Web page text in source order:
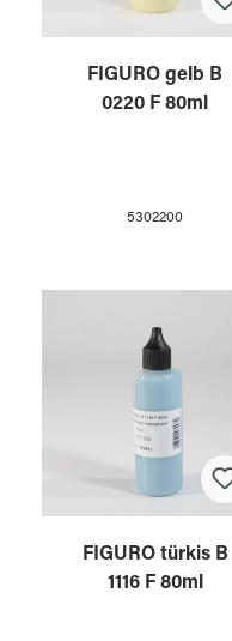
FIGURO gelb B
0220 F 80ml
5302200
FIGURO türkis B
1116 F 80ml